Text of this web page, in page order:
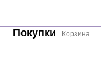
Покупки Корзина